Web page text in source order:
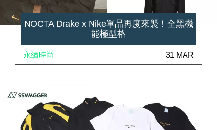
NOCTA Drake x Nike單品再度來襲！全黑機
能極型格
永續時尚 31 MAR